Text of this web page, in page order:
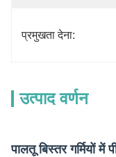
प्रमुखता देना:
उत्पाद वर्णन
पालतू बिस्तर गर्मियों